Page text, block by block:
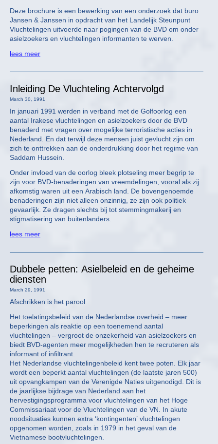
Deze brochure is een bewerking van een onderzoek dat buro
Jansen & Janssen in opdracht van het Landelijk Steunpunt
Vluchtelingen uitvoerde naar pogingen van de BVD om onder
asielzoekers en vluchtelingen informanten te werven.
lees meer
Inleiding De Vluchteling Achtervolgd
March 30, 1991
In januari 1991 werden in verband met de Golfoorlog een
aantal Irakese vluchtelingen en asielzoekers door de BVD
benaderd met vragen over mogelijke terroristische acties in
Nederland. En dat terwijl deze mensen juist gevlucht zijn om
zich te onttrekken aan de onderdrukking door het regime van
Saddam Hussein.
Onder invloed van de oorlog bleek plotseling meer begrip te
zijn voor BVD-benaderingen van vreemdelingen, vooral als zij
afkomstig waren uit een Arabisch land. De bovengenoemde
benaderingen zijn niet alleen onzinnig, ze zijn ook politiek
gevaarlijk. Ze dragen slechts bij tot stemmingmakerij en
stigmatisering van buitenlanders.
lees meer
Dubbele petten: Asielbeleid en de geheime
diensten
March 29, 1991
Afschrikken is het parool
Het toelatingsbeleid van de Nederlandse overheid – meer
beperkingen als reaktie op een toenemend aantal
vluchtelingen – vergroot de onzekerheid van asielzoekers en
biedt BVD-agenten meer mogelijkheden hen te recruteren als
informant of infiltrant.
Het Nederlandse vluchtelingenbeleid kent twee poten. Elk jaar
wordt een beperkt aantal vluchtelingen (de laatste jaren 500)
uit opvangkampen van de Verenigde Naties uitgenodigd. Dit is
de jaarlijkse bijdrage van Nederland aan het
hervestigingsprogramma voor vluchtelingen van het Hoge
Commissariaat voor de Vluchtelingen van de VN. In akute
noodsituaties kunnen extra ‘kontingenten’ vluchtelingen
opgenomen worden, zoals in 1979 in het geval van de
Vietnamese bootvluchtelingen.